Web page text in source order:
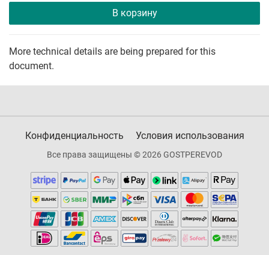
В корзину
More technical details are being prepared for this
document.
Конфиденциальность Условия использования
Все права защищены © 2026 GOSTPEREVOD